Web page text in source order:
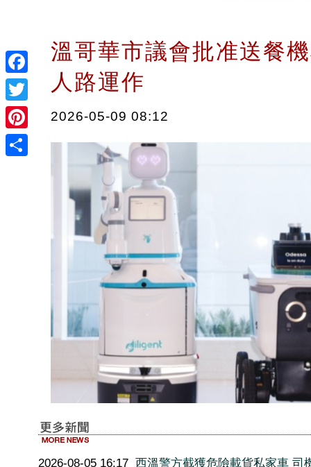
Facebook
Twitter
Pinterest
溫哥華市議會批准送餐
人路運作
2026-05-09 08:12
2026-08-05 16:17 西溫警方截獲危險載貨私家車 司